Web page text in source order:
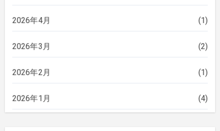
2026年4月 (1)
2026年3月 (2)
2026年2月 (1)
2026年1月 (4)